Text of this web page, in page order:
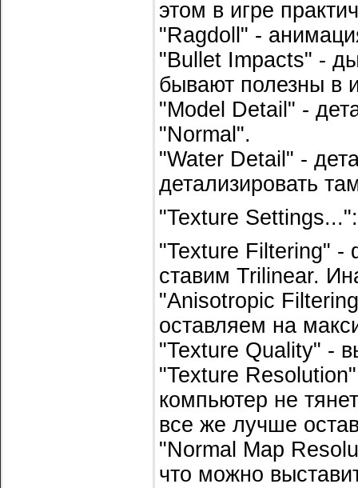
этом в игре
"Ragdoll" -
"Bullet Impacts" -
бывают полезны в
"Model Detail" -
"Normal".
"Water Detail" -
детализировать
"Texture Settings...":
"Texture Filtering" -
ставим Trilinear.
"Anisotropic
оставляем на
"Texture Quality" -
"Texture
компьютер не
все же лучше
"Normal Map
что можно